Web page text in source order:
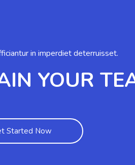
in imperdiet deterruisset.
YOUR
Started Now